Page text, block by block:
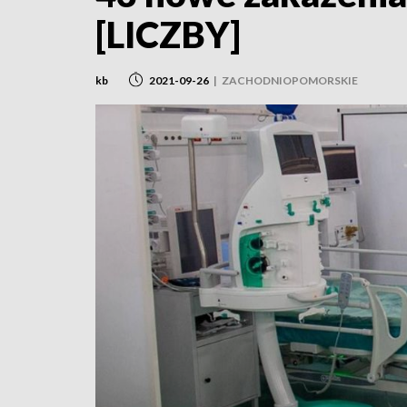
[LICZBY]
kb 2021-09-26 | ZACHODNIOPOMORSKIE